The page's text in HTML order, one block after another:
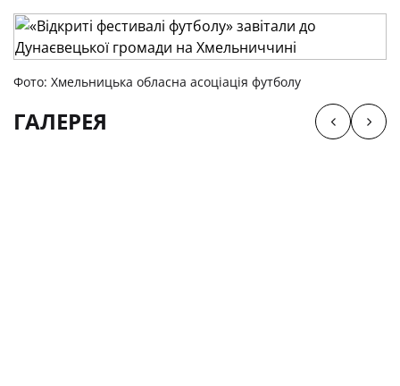
Фото: Хмельницька обласна асоціація футболу
ГАЛЕРЕЯ